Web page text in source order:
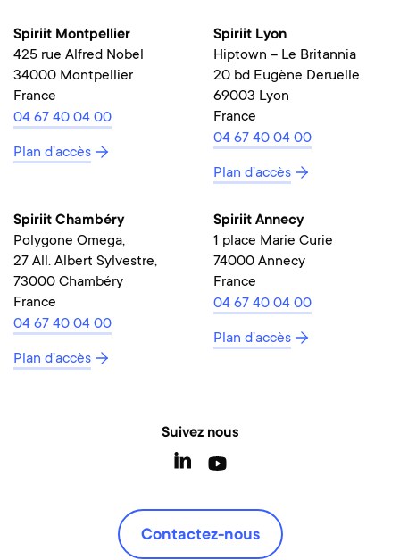
Spiriit Montpellier
425 rue Alfred Nobel
34000 Montpellier
France
04 67 40 04 00
Plan d’accès
Spiriit Lyon
Hiptown – Le Britannia
20 bd Eugène Deruelle
69003 Lyon
France
04 67 40 04 00
Plan d’accès
Spiriit Chambéry
Polygone Omega,
27 All. Albert Sylvestre,
73000 Chambéry
France
04 67 40 04 00
Plan d’accès
Spiriit Annecy
1 place Marie Curie
74000 Annecy
France
04 67 40 04 00
Plan d’accès
Suivez nous
Contactez-nous